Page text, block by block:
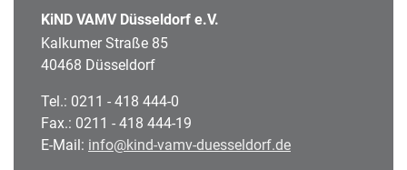
KiND VAMV Düsseldorf e.V.
Kalkumer Straße 85
40468 Düsseldorf
Tel.: 0211 - 418 444-0
Fax.: 0211 - 418 444-19
E-Mail: info@kind-vamv-duesseldorf.de